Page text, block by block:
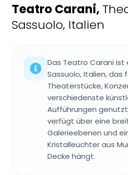
Teatro Carani,
Sassuolo, Italien
Das Teatro Carani ist
Sassuolo, Italien, das
Theaterstücke,
verschiedenste
Aufführungen genutzt
verfügt über eine
Galerieebenen und
Kristalleuchter aus
Decke hängt.